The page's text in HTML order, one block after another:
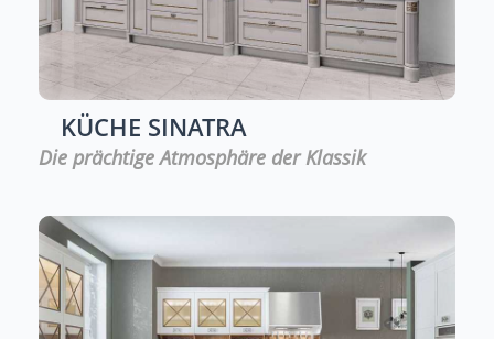
KÜCHE SINATRA
Die prächtige Atmosphäre der Klassik